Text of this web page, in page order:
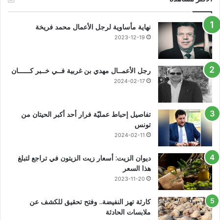
نهاية مأساوية لرجل الأعمال محمد فريخة
2023-12-19
رجل الأعمــال مهدي بن غربية فــي خــبر كــــــان
2024-02-17
تفاصيل إحباط عمليّة فرار أحد أكبر الحيتان من
تونس
2024-02-11
ديوان الزيت: أسعار زيت الزيتون في تراجع لتبلغ
هذا السعر
2023-11-20
كارثة تهز النفيضة.. وفتح تحقيق للكشف عن
ملابسات الحادثة